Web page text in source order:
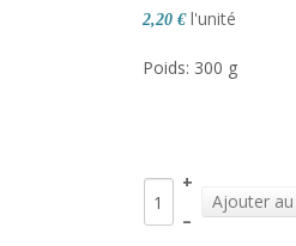
2,20 € l'unité
Poids: 300 g
+
–